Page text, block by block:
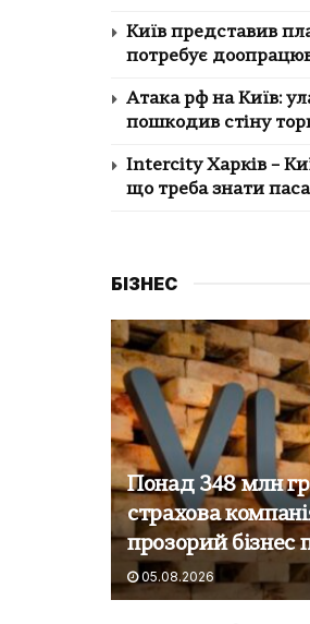
Київ представив
потребує
Атака рф на Київ:
пошкодив стіну
Intercity Харків –
що треба знати
БІЗНЕС
Понад 348 млн
страхова
прозорий бізнес
05.08.2026